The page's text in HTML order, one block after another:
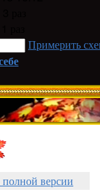
Примерить
полной версии